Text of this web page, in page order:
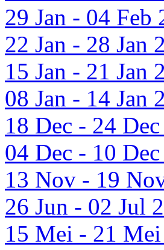
29 Jan - 04 Feb
22 Jan - 28 Jan
15 Jan - 21 Jan
08 Jan - 14 Jan
18 Dec - 24
04 Dec - 10
13 Nov - 19
26 Jun - 02 Jul
15 Mei - 21